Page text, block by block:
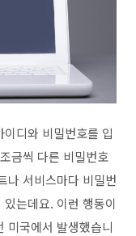
디와 비밀번호를 입
금씩 다른 비밀번호
나 서비스마다 비밀번
는데요. 이런 행동이
미국에서 발생했습니